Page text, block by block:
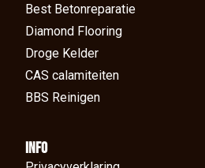
Best Betonreparatie
Diamond Flooring
Droge Kelder
CAS calamiteiten
BBS Reinigen
Info